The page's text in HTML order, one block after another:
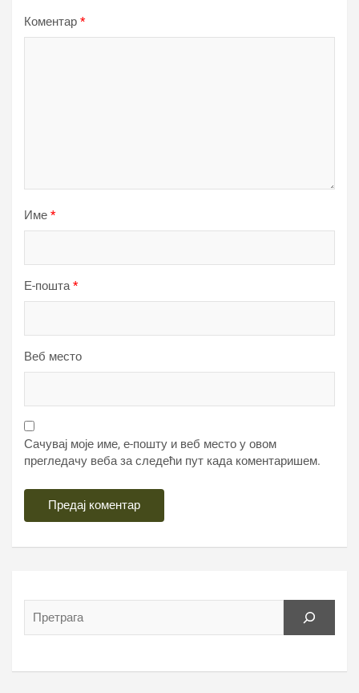
Коментар *
Име *
Е-пошта*
Веб место
Сачувај моје име, е-пошту и веб место у овом
прегледачу веба за следећи пут када коментаришем.